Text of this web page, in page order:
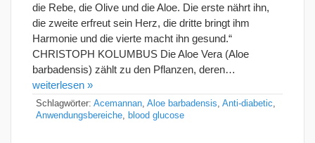
die Rebe, die Olive und die Aloe. Die erste nährt ihn,
die zweite erfreut sein Herz, die dritte bringt ihm
Harmonie und die vierte macht ihn gesund.“
CHRISTOPH KOLUMBUS Die Aloe Vera (Aloe
barbadensis) zählt zu den Pflanzen, deren…
weiterlesen »
Schlagwörter: Acemannan Aloe barbadensis Anti-diabetic
Anwendungsbereiche
blood glucose